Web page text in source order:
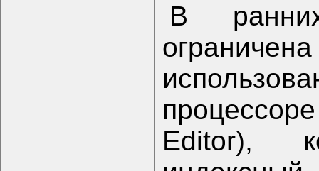
В
Editor),